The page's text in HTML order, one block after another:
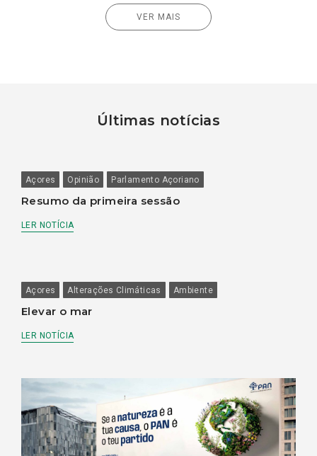
VER MAIS
Últimas notícias
Açores Opinião Parlamento Açoriano
Resumo da primeira sessão
LER NOTÍCIA
Açores Alterações Climáticas Ambiente
Elevar o mar
LER NOTÍCIA